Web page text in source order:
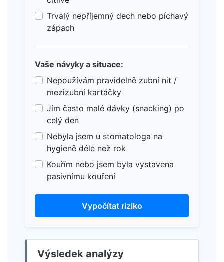
Trvalý nepříjemný dech nebo píchavý
zápach
Vaše návyky a situace:
Nepoužívám pravidelně zubní nit /
mezizubní kartáčky
Jím často malé dávky (snacking) po
celý den
Nebyla jsem u stomatologa na
hygieně déle než rok
Kouřím nebo jsem byla vystavena
pasivnímu kouření
Vypočítat riziko
Výsledek analýzy